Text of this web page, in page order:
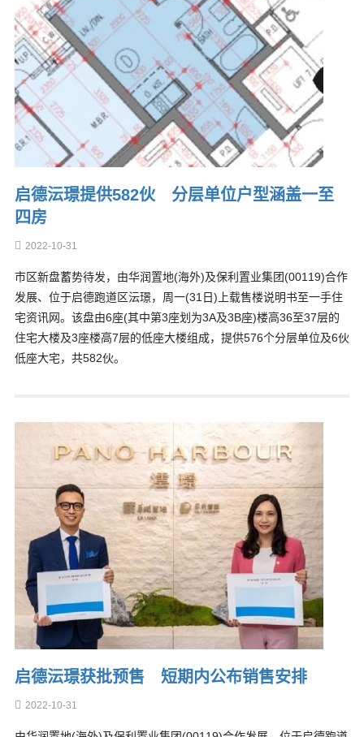
启德沄璟提供582伙 分层单位户型涵盖一至
四房
2022-10-31
市区新盘蓄势待发，由华润置地(海外)及保利置业集团(00119)合作
发展、位于启德跑道区沄璟，周一(31日)上载售楼说明书至一手住
宅资讯网。该盘由6座(其中第3座划为3A及3B座)楼高36至37层的
住宅大楼及3座楼高7层的低座大楼组成，提供576个分层单位及6伙
低座大宅，共582伙。
启德沄璟获批预售 短期内公布销售安排
2022-10-31